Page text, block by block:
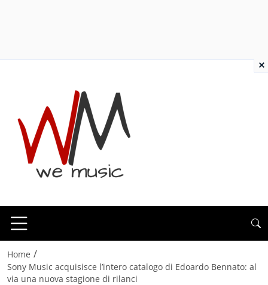
Home /
Sony Music acquisisce l’intero catalogo di Edoardo Bennato: al
via una nuova stagione di rilanci
×